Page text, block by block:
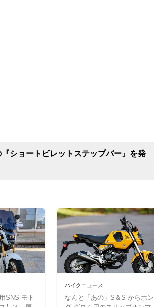
ショートビレットステップバー』を発
SNS モト
バイクニュース
なんと「あの」S＆S からホン